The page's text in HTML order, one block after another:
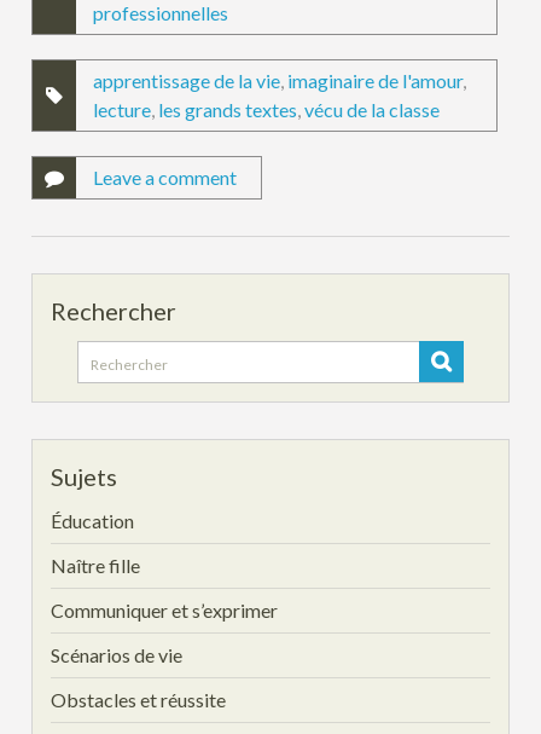
professionnelles
apprentissage de la vie, imaginaire de l'amour,
lecture, les grands textes,vécu de la classe
Leave a comment
Rechercher
Search
for:
Sujets
Éducation
Naître fille
Communiquer et s’exprimer
Scénarios de vie
Obstacles et réussite